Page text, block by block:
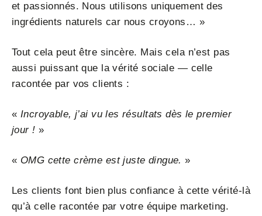
et passionnés. Nous utilisons uniquement des
ingrédients naturels car nous croyons… »
Tout cela peut être sincère. Mais cela n’est pas
aussi puissant que la vérité sociale — celle
racontée par vos clients :
« Incroyable, j’ai vu les résultats dès le premier
jour ! »
« OMG cette crème est juste dingue. »
Les clients font bien plus confiance à cette vérité-là
qu’à celle racontée par votre équipe marketing.